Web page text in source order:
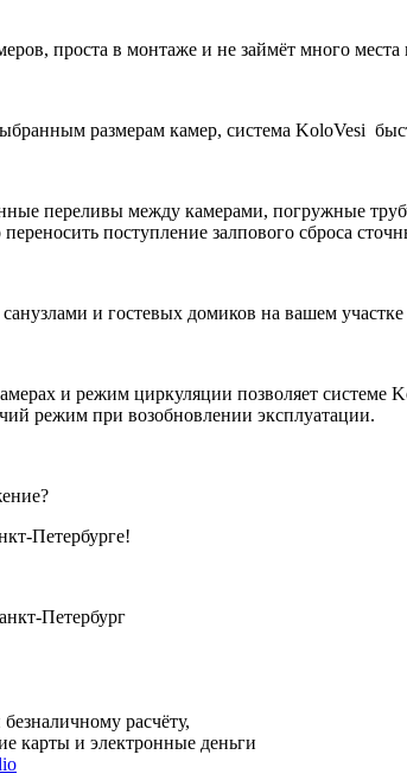
проста в монтаже и не займёт много
размерам камер, система KoloVesi
переливы между камерами, погружные
поступление залпового сброса
и гостевых домиков на вашем
и режим циркуляции позволяет системе
режим при возобновлении эксплуатации.
Петербурге!
Петербург
расчёту,
карты и электронные деньги